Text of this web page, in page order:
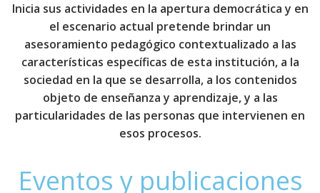
Inicia sus actividades en la apertura democrática y en
el escenario actual pretende brindar un
asesoramiento pedagógico contextualizado a las
características específicas de esta institución, a la
sociedad en la que se desarrolla, a los contenidos
objeto de enseñanza y aprendizaje, y a las
particularidades de las personas que intervienen en
esos procesos.
Eventos y publicaciones